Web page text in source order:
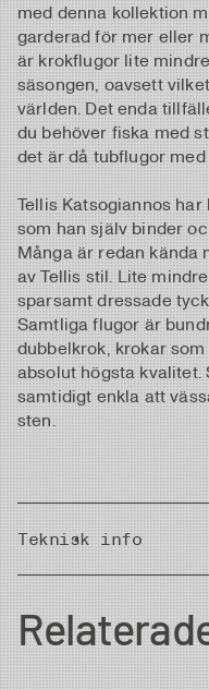
med denna kollektion
garderad för mer eller
är krokflugor lite
säsongen, oavsett
världen. Det enda
du behöver fiska med
det är då tubflugor
Tellis Katsogiannos
som han själv binder
Många är redan kända
av Tellis stil. Lite
sparsamt dressade
Samtliga flugor är
dubbelkrok, krokar
absolut högsta kvalitet.
samtidigt enkla att
sten.
Teknisk info
Country of Origin